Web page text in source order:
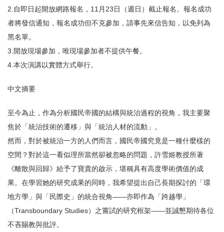
2.自即日起開放網路報名，11月23日（週日）截止報名。報名成功
者將發信通知，報名成功但不克參加，請事先來信告知，以免列為
黑名單。
3.開放現場參加，唯現場參加者不提供午餐。
4.本次演講以實體方式舉行。
中文摘要
至今為止，作為分析國民帝國的結構與統治過程的視角，我主要聚
焦於「統治技術的遷移」與「統治人材的流動」。
然而，對於被統治一方的人們而言，國民帝國究竟是一種什麼樣的
空間？對於這一看似理所當然卻被忽略的問題，許雪姬教授所著
《離散與回歸》給予了寶貴的啟示，堪稱具有高度學術價值的成
果。在學習她的研究成果的同時，我希望提出自己長期探討的「環
地方學」與「民際史」的統合視角——亦即作為「跨越學」
（Transboundary Studies）之嘗試的研究框架——並誠懇期待各位
不吝賜教與批評。